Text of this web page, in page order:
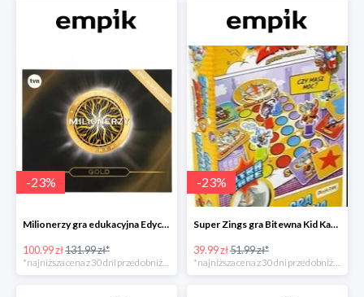
-23%
Milionerzy gra edukacyjna Edycja Gold w super cenie w Empiku Premium
100.99 zł131.99 zł*
*najniższa cena z 30 dni przed obniżką
-23%
Super Zings gra Bitewna Kid Kazom w super cenie w Empiku Premium
39.99 zł51.99 zł*
*najniższa cena z 30 dni przed obniżką